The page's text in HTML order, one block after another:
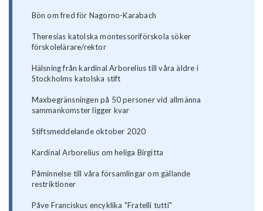
Bön om fred för Nagorno-Karabach
Theresias katolska montessoriförskola söker
förskolelärare/rektor
Hälsning från kardinal Arborelius till våra äldre i
Stockholms katolska stift
Maxbegränsningen på 50 personer vid allmänna
sammankomster ligger kvar
Stiftsmeddelande oktober 2020
Kardinal Arborelius om heliga Birgitta
Påminnelse till våra församlingar om gällande
restriktioner
Påve Franciskus encyklika "Fratelli tutti"